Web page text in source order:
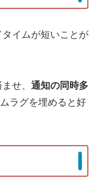
イムが短いことが
せ、 通知の同時多
ラグを埋めると好